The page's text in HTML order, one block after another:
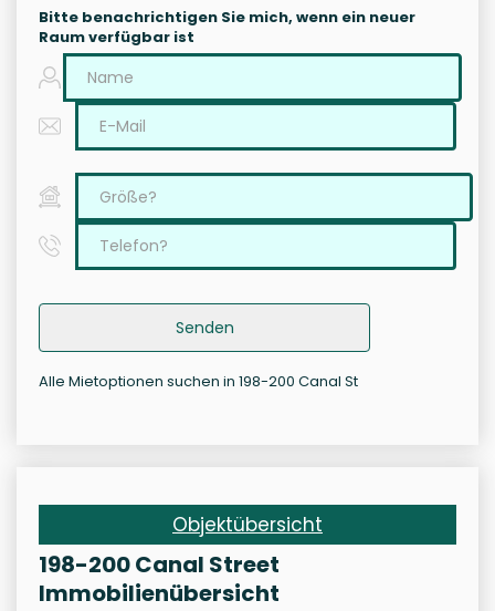
Bitte benachrichtigen Sie mich, wenn ein neuer
Raum verfügbar ist
Senden
Alle Mietoptionen suchen in 198-200 Canal St
Objektübersicht
198-200 Canal Street
Immobilienübersicht